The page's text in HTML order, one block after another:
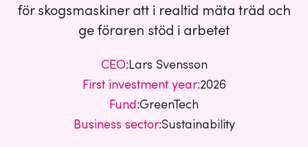
för skogsmaskiner att i realtid mäta träd och
ge föraren stöd i arbetet
CEO:Lars Svensson
First investment year:2026
Fund:GreenTech
Business sector:Sustainability